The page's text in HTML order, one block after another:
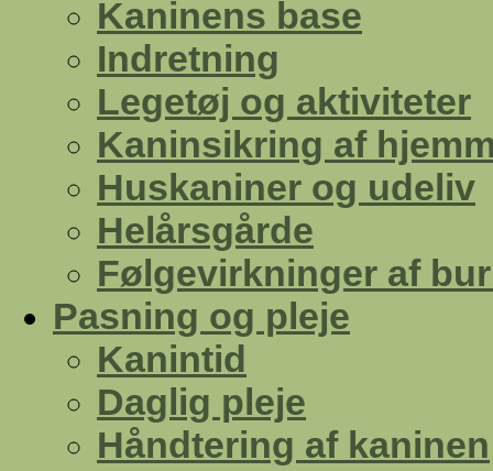
Kaninens base
Indretning
Legetøj og aktiviteter
Kaninsikring af
Huskaniner og udeliv
Helårsgårde
Følgevirkninger af
Pasning og pleje
Kanintid
Daglig pleje
Håndtering af kaninen